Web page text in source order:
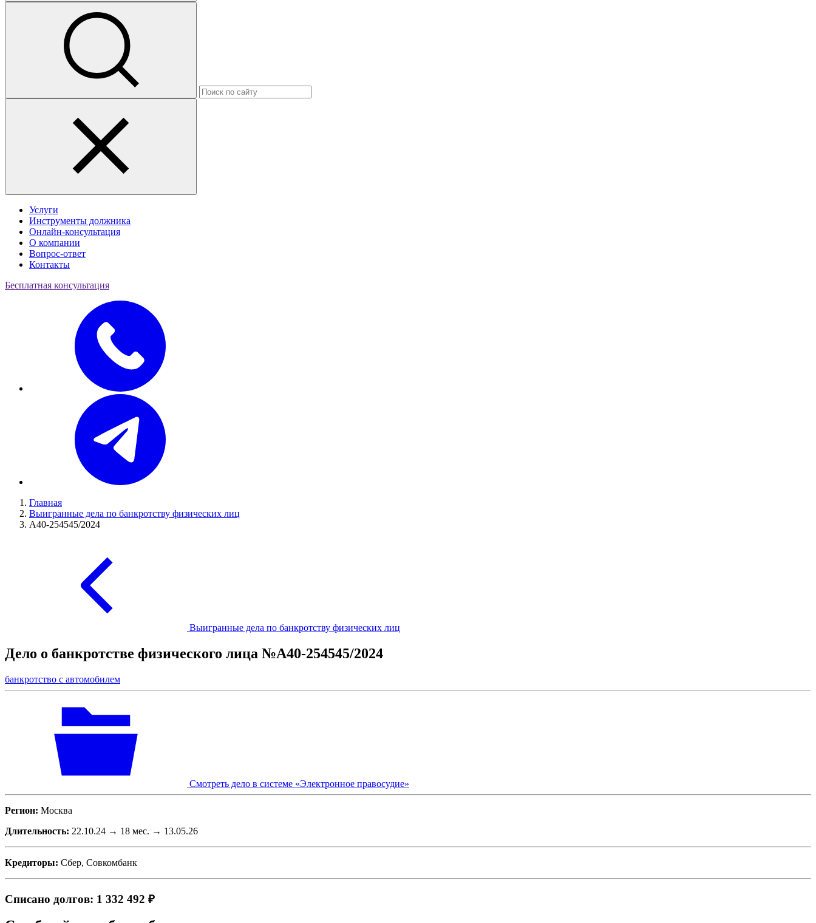
Услуги
Инструменты должника
Онлайн-консультация
О компании
Вопрос-ответ
Контакты
Бесплатная консультация
Главная
Выигранные дела по банкротству физических лиц
А40-254545/2024
Выигранные дела по банкротству физических лиц
Дело о банкротстве физического лица №А40-254545/2024
банкротство с автомобилем
Смотреть дело в системе «Электронное правосудие»
Регион: Москва
Длительность: 22.10.24 → 18 мес. → 13.05.26
Кредиторы: Сбер, Совкомбанк
Списано долгов: 1 332 492 ₽